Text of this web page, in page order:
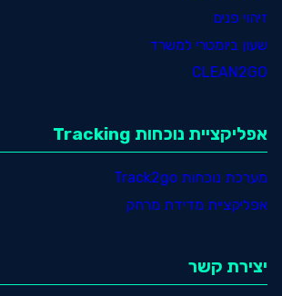
זיהוי פנים
שעון ביומטרי למשרד
CLEAN2GO
אפליקציית נוכחות Tracking
מערכת נוכחות Track2go
אפליקציית מדידת מרחק
יצירת קשר